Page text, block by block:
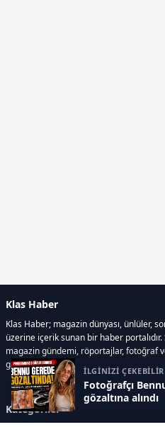
İLGİNİZİ ÇEKEBİLİR
Fotoğrafçı
gözaltına alındı
Klas Haber
Klas Haber; magazin dünyası, ünlüler,
üzerine içerik sunan bir haber
magazin gündemi, röportajlar, fotoğraf
gazete gibi geniş bir içerik yelpazesi
Kategoriler